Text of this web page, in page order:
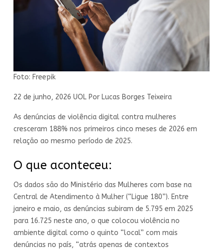
Foto: Freepik
22 de junho, 2026 UOL Por Lucas Borges Teixeira
As denúncias de violência digital contra mulheres
cresceram 188% nos primeiros cinco meses de 2026 em
relação ao mesmo período de 2025.
O que aconteceu:
Os dados são do Ministério das Mulheres com base na
Central de Atendimento à Mulher (“Ligue 180”). Entre
janeiro e maio, as denúncias subiram de 5.795 em 2025
para 16.725 neste ano, o que colocou violência no
ambiente digital como o quinto “local” com mais
denúncias no país, “atrás apenas de contextos